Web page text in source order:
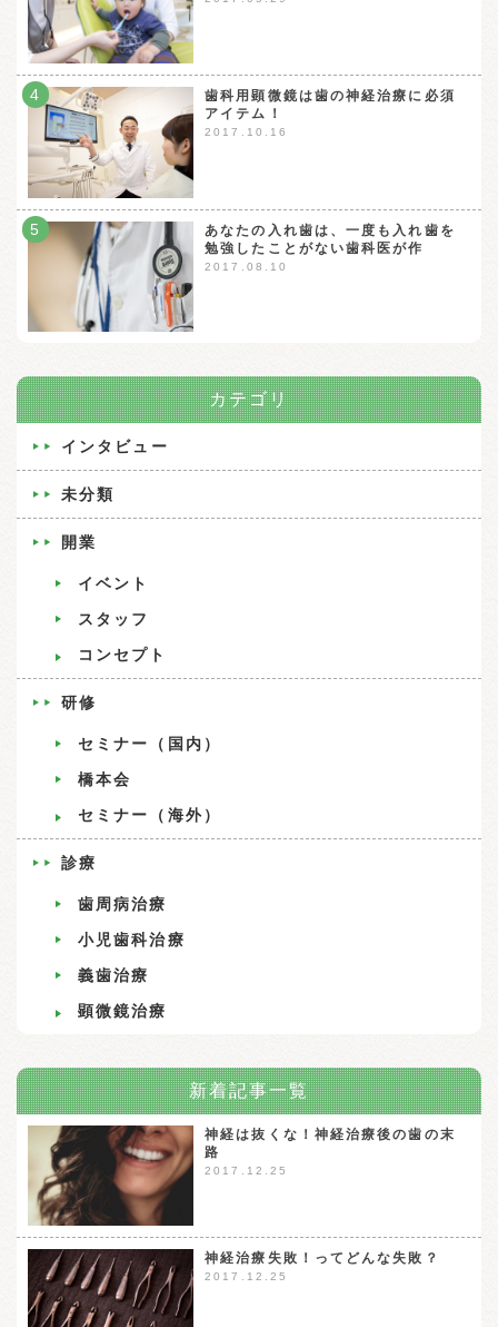
4
歯科用顕微鏡は歯の神経治療に必須
アイテム！
2017.10.16
5
あなたの入れ歯は、一度も入れ歯を
勉強したことがない歯科医が作
2017.08.10
カテゴリ
インタビュー
未分類
開業
イベント
スタッフ
コンセプト
研修
セミナー（国内）
橋本会
セミナー（海外）
診療
歯周病治療
小児歯科治療
義歯治療
顕微鏡治療
新着記事一覧
神経は抜くな！神経治療後の歯の末
路
2017.12.25
神経治療失敗！ってどんな失敗？
2017.12.25